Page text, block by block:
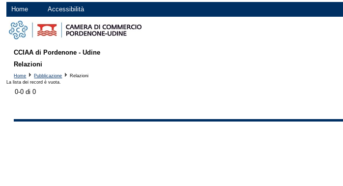
Home Accessibilità
CCIAA di Pordenone - Udine
Relazioni
Home Pubblicazione
Relazioni
La lista dei record è vuota.
0-0 di 0